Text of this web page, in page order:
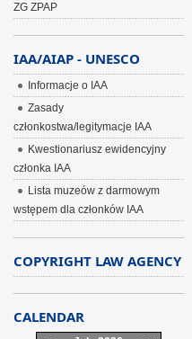
ZG ZPAP
IAA/AIAP - UNESCO
Informacje o IAA
Zasady
członkostwa/legitymacje IAA
Kwestionariusz ewidencyjny
członka IAA
Lista muzeów z darmowym
wstępem dla członków IAA
COPYRIGHT LAW AGENCY
CALENDAR